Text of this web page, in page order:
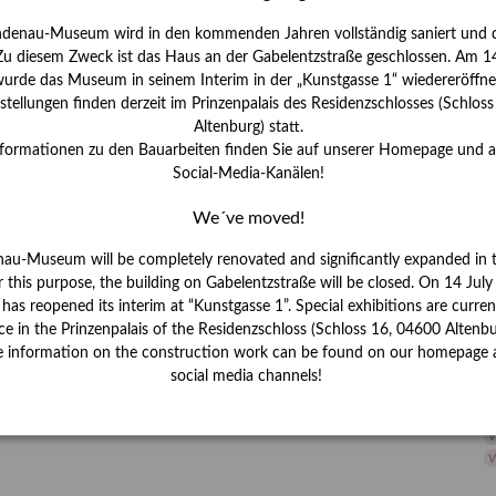
Museum wird in den kommenden Jahren vollständig saniert und
diesem Zweck ist das Haus an der Gabelentzstraße geschlossen. Am
das Museum in seinem Interim in der „Kunstgasse 1“
finden derzeit im Prinzenpalais des Residenzschlosses
Altenburg) statt.
zu den Bauarbeiten finden Sie auf unserer Homepage und
Social-Media-Kanälen!
We´ve moved!
Museum will be completely renovated and significantly expanded in
this purpose, the building on Gabelentzstraße will be closed. On 14
reopened its interim at “Kunstgasse 1”. Special exhibitions are
in the Prinzenpalais of the Residenzschloss (Schloss 16, 04600
information on the construction work can be found on our homepage
social media channels!